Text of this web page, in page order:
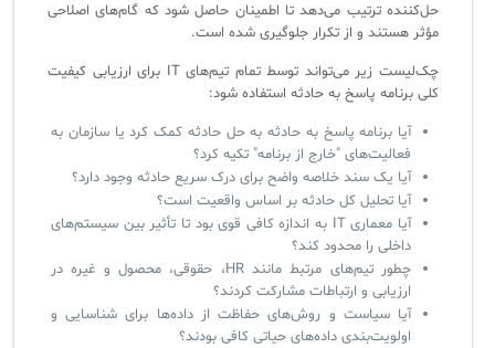
حل‌کننده ترتیب می‌دهد تا اطمینان حاصل شود که گام‌های اصلاحی
مؤثر هستند و از تکرار جلوگیری شده است.
چک‌لیست زیر می‌تواند توسط تمام تیم‌های IT برای ارزیابی کیفیت
کلی برنامه پاسخ به حادثه استفاده شود:
آیا برنامه پاسخ به حادثه به حل حادثه کمک کرد یا سازمان به
فعالیت‌های "خارج از برنامه" تکیه کرد؟
آیا یک سند خلاصه واضح برای درک سریع حادثه وجود دارد؟
آیا تحلیل کل حادثه بر اساس واقعیت است؟
آیا معماری IT به اندازه کافی قوی بود تا تأثیر بین سیستم‌های
داخلی را محدود کند؟
چطور تیم‌های مرتبط مانند HR، حقوقی، محصول و غیره در
ارزیابی و ارتباطات مشارکت کردند؟
آیا سیاست و روش‌های حفاظت از داده‌ها برای شناسایی و
اولویت‌بندی داده‌های حیاتی کافی بودند؟